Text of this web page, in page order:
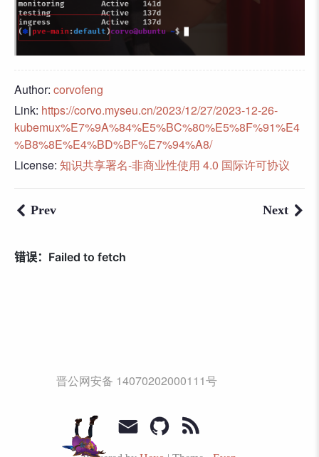
Author: corvofeng
Link: https://corvo.myseu.cn/2023/12/27/2023-12-26-
kubemux%E7%9A%84%E5%BC%80%E5%8F%91%E4
%B8%8E%E4%BD%BF%E7%94%A8/
License: 知识共享署名-非商业性使用 4.0 国际许可协议
Prev Next
晋公网安备 14070202000111号